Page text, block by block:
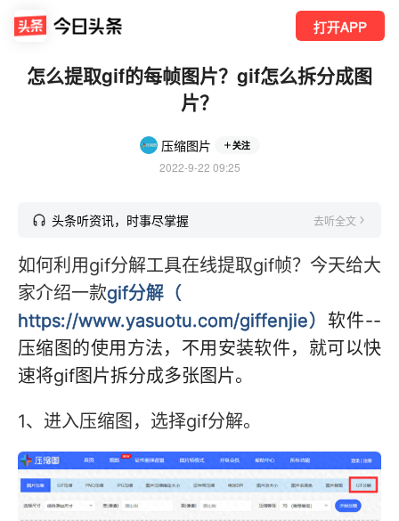
打开APP
怎么提取gif的每帧图片？gif怎么拆分成图
片？
压缩图片 关注
2022-9-22 09:25
头条听资讯，时事尽掌握 去听全文
如何利用gif分解工具在线提取gif帧？今天给大
家介绍一款gif分解（
https://www.yasuotu.com/giffenjie） 软件--
压缩图的使用方法，不用安装软件，就可以快
速将gif图片拆分成多张图片。
1、进入压缩图，选择gif分解。